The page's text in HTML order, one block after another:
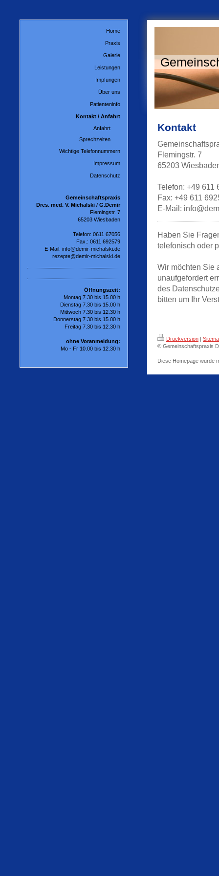
Home
Praxis
Galerie
Leistungen
Impfungen
Über uns
Patienteninfo
Kontakt / Anfahrt
Anfahrt
Sprechzeiten
Wichtige Telefonnummern
Impressum
Datenschutz
Gemeinschaftspraxis
Dres. med. V. Michalski / G.Demir
Flemingstr. 7
65203 Wiesbaden
Telefon: 0611 67056
Fax.: 0611 692579
E-Mail: info@demir-michalski.de
rezepte@demir-michalski.de
Öffnungszeit:
Montag 7.30 bis 15.00 h
Dienstag 7.30 bis 15.00 h
Mittwoch 7.30 bis 12.30 h
Donnerstag 7.30 bis 15.00 h
Freitag 7.30 bis 12.30 h
ohne Voranmeldung:
Mo - Fr 10.00 bis 12.30 h
Kontakt
Flemingstr. 7
65203
Telefon: +49 611
Fax: +49 611
E-Mail:
Haben Sie
telefonisch oder
Wir möchten Sie
unaufgefordert
des
bitten um Ihr
Druckversion |
© Gemeinschaftspraxis
Diese Homepage wurde